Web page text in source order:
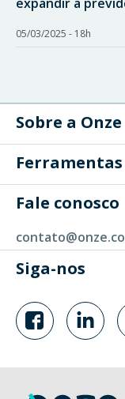
05/03/2025 - 18h
Sobre a Onze
Ferramentas
Fale conosco
Siga-nos